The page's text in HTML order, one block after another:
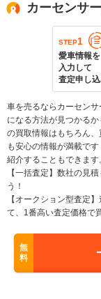
カーセンサ
STEP1
愛車情報を
入力して
査定申し
車を売るならカーセン
になる方法が見つかる
の買取情報はもちろん
も安心の情報が満載で
紹介することもできます
【一括査定】数社の見
う！
【オークション型査定
て、1番高い査定価格で
無
料